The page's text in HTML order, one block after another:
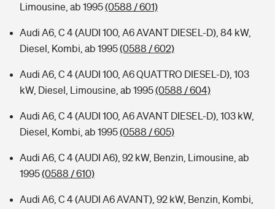
Limousine, ab 1995(0588 / 601)
Audi A6, C 4 (AUDI 100, A6 AVANT DIESEL-D), 84 kW,
Diesel, Kombi, ab 1995(0588 / 602)
Audi A6, C 4 (AUDI 100, A6 QUATTRO DIESEL-D), 103
kW, Diesel, Limousine, ab 1995(0588 / 604)
Audi A6, C 4 (AUDI 100, A6 AVANT DIESEL-D), 103 kW,
Diesel, Kombi, ab 1995(0588 / 605)
Audi A6, C 4 (AUDI A6), 92 kW, Benzin, Limousine, ab
1995(0588 / 610)
Audi A6, C 4 (AUDI A6 AVANT), 92 kW, Benzin, Kombi,